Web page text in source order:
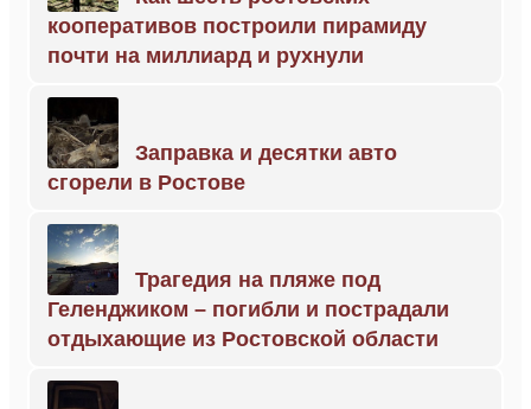
кооперативов построили пирамиду
почти на миллиард и рухнули
Заправка и десятки авто
сгорели в Ростове
Трагедия на пляже под
Геленджиком – погибли и пострадали
отдыхающие из Ростовской области